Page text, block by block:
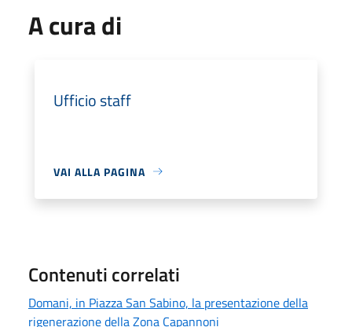
A cura di
Ufficio staff
VAI ALLA PAGINA
Contenuti correlati
Domani, in Piazza San Sabino, la presentazione della
rigenerazione della Zona Capannoni